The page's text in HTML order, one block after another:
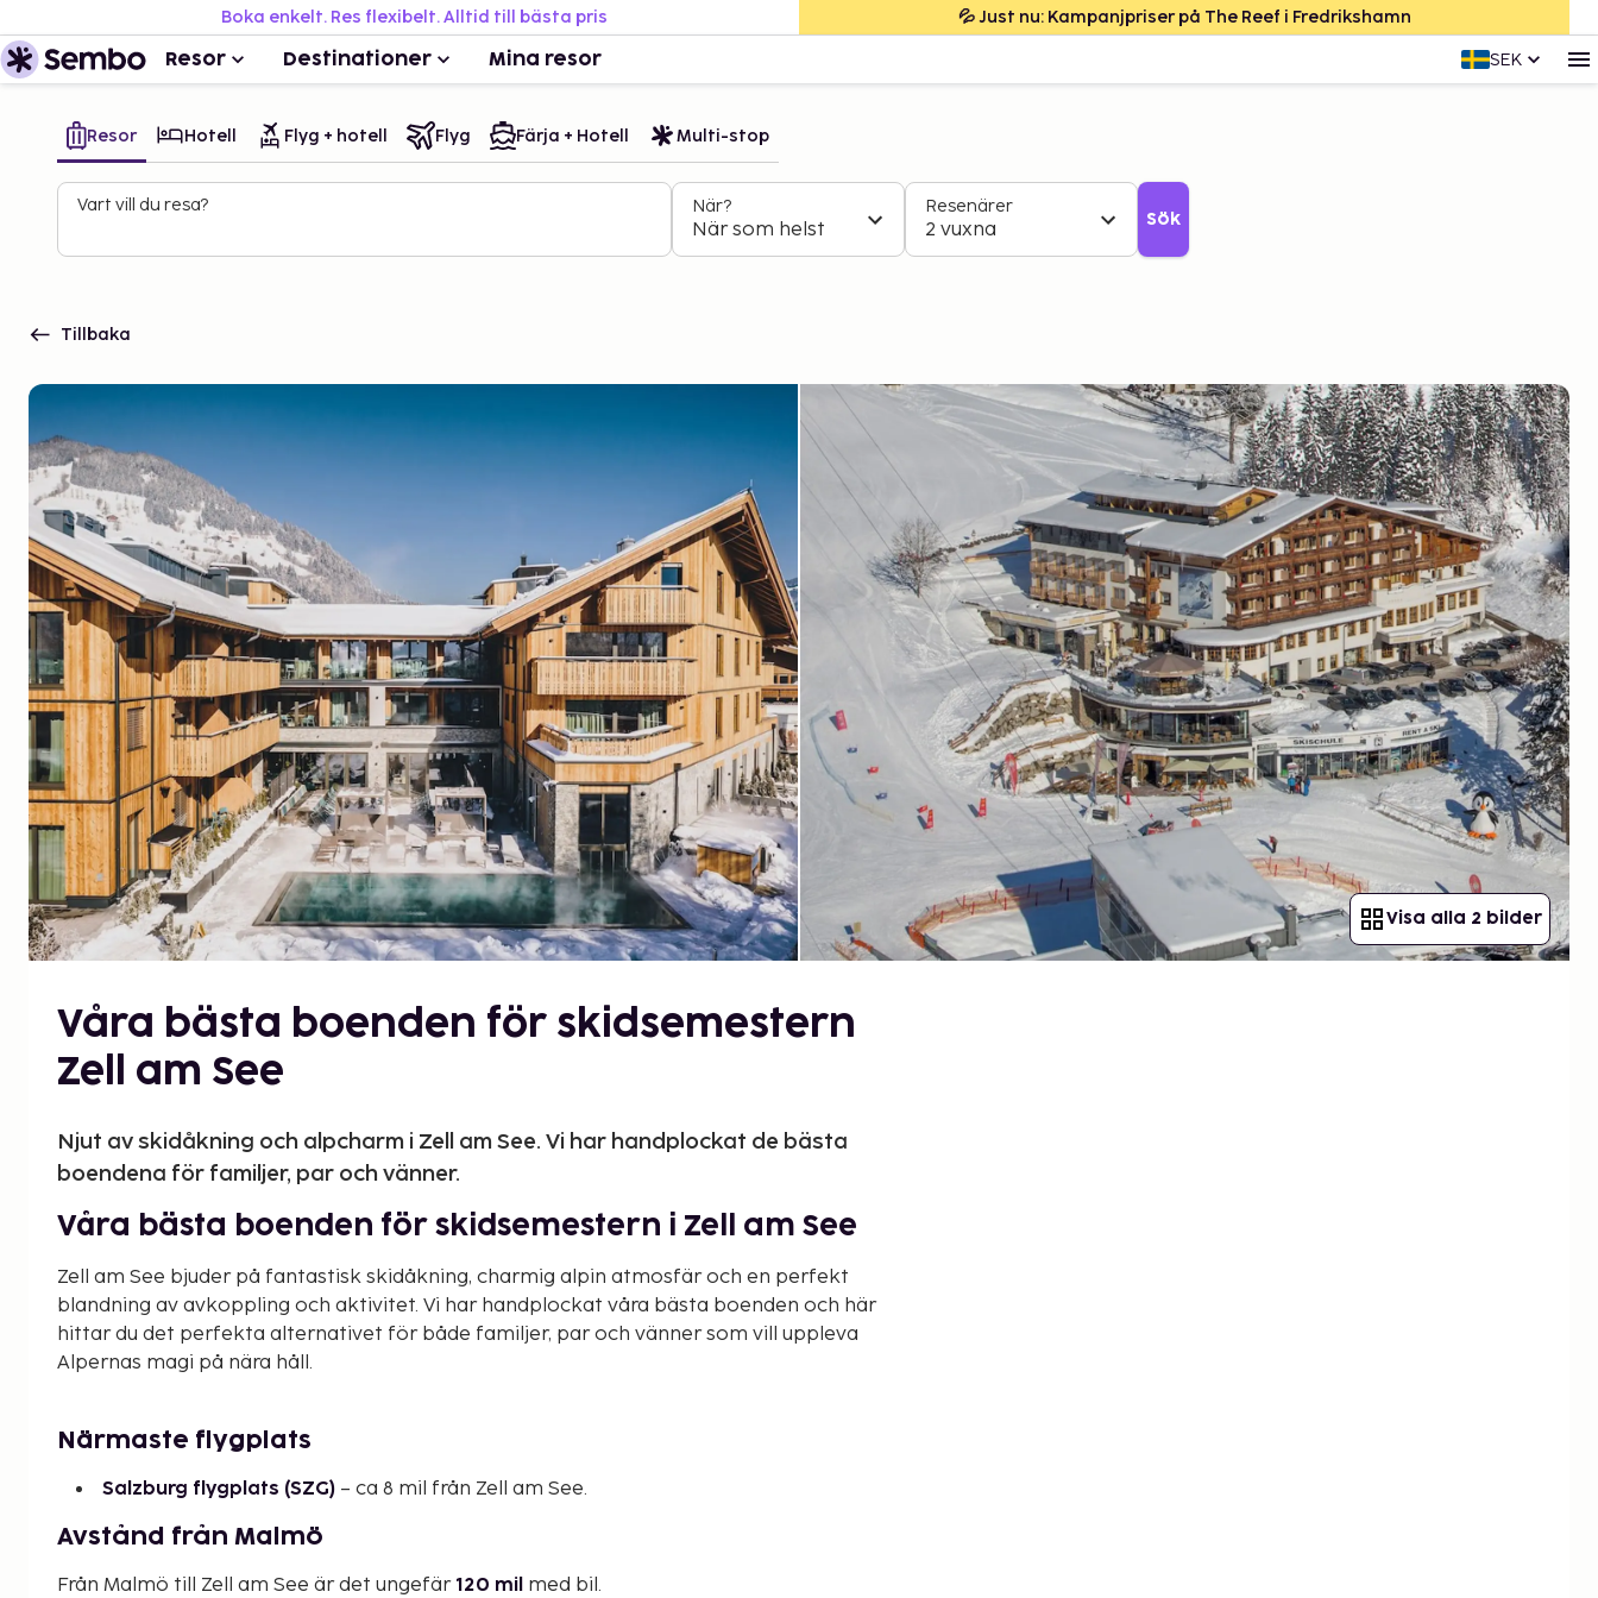
Boka enkelt. Res flexibelt. Alltid till bästa pris 💦 Just nu: Kampanjpriser på The Reef i Fredrikshamn
Resor Destinationer Mina resor SEK
Resor Hotell Flyg + hotell Flyg Färja + Hotell Multi-stop
Vart vill du resa? När?
När som helst
Resenärer
2 vuxna Sök
Tillbaka
Visa alla 2 bilder
Våra bästa boenden för skidsemestern
Zell am See
Njut av skidåkning och alpcharm i Zell am See. Vi har handplockat de bästa
boendena för familjer, par och vänner.
Våra bästa boenden för skidsemestern i Zell am See
Zell am See bjuder på fantastisk skidåkning, charmig alpin atmosfär och en perfekt
blandning av avkoppling och aktivitet. Vi har handplockat våra bästa boenden och här
hittar du det perfekta alternativet för både familjer, par och vänner som vill uppleva
Alpernas magi på nära håll.
Närmaste flygplats
Salzburg flygplats (SZG) – ca 8 mil från Zell am See.
Avstånd från Malmö
Från Malmö till Zell am See är det ungefär 120 mil med bil.